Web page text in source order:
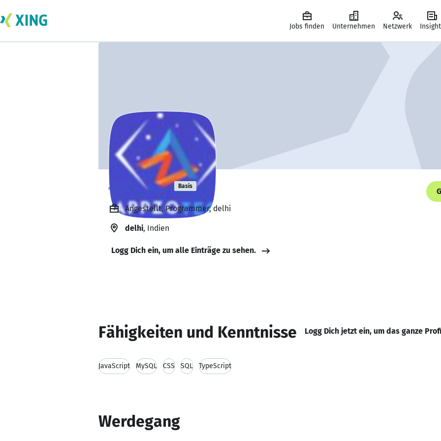
Jobs finden Unternehmen Netzwerk
appzo tek Basis
Angestellt, Programmer, delhi
delhi, Indien
Logg Dich ein, um alle Einträge zu sehen.
Fähigkeiten und Kenntnisse Logg Dich jetzt ein, um das ganze
JavaScript MySQL CSS SQL TypeScript
Werdegang